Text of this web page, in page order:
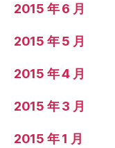
2015 年 6 月
2015 年 5 月
2015 年 4 月
2015 年 3 月
2015 年 1 月